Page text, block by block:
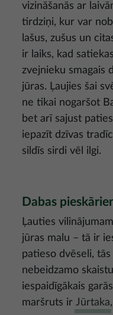
vizināšanās ar
tirdziņi, kur var
lašus, zušus un
ir laiks, kad
zvejnieku smagais
jūras. Ļaujies šai
ne tikai nogaršot
bet arī sajust
iepazīt dzīvas
sildīs sirdi vēl ilgi.
Dabas
Ļauties
jūras malu – tā ir
patieso dvēseli,
nebeidzamo
iespaidīgākais
maršruts ir Jūrtaka